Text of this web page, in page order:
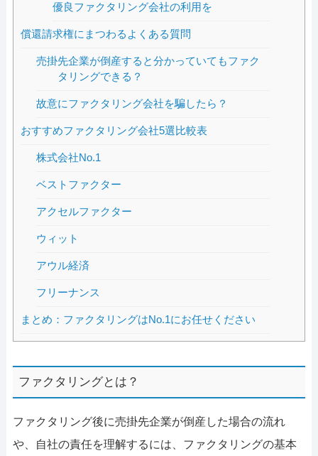
優良ファクタリング会社の利用を
償還請求権にまつわるよくある質問
売掛先企業が倒産すると分かっていてもファク
タリングできる？
故意にファクタリング会社を騙したら？
おすすめファクタリング会社5選比較表
株式会社No.1
ベストファクター
アクセルファクター
ウィット
アウル経済
フリーナンス
まとめ：ファクタリングはNo.1にお任せください
ファクタリングとは？
ファクタリング後に売掛先企業が倒産した場合の流れ
や、自社の責任を理解するには、ファクタリングの基本